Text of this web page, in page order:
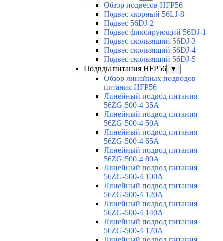
Обзор подвесов HFP56
Подвес якорный 56LJ-8
Подвес 56DJ-2
Подвес фиксирующий 56DJ-1
Подвес скользящий 56DJ-3
Подвес скользящий 56DJ-4
Подвес скользящий 56DJ-5
Подвды питания HFP56
▼
Обзор линейных подводов
питания HFP56
Линейный подвод питания
56ZG-500-4 35A
Линейный подвод питания
56ZG-500-4 50A
Линейный подвод питания
56ZG-500-4 65A
Линейный подвод питания
56ZG-500-4 80A
Линейный подвод питания
56ZG-500-4 100A
Линейный подвод питания
56ZG-500-4 120A
Линейный подвод питания
56ZG-500-4 140A
Линейный подвод питания
56ZG-500-4 170A
Линейный подвод питания